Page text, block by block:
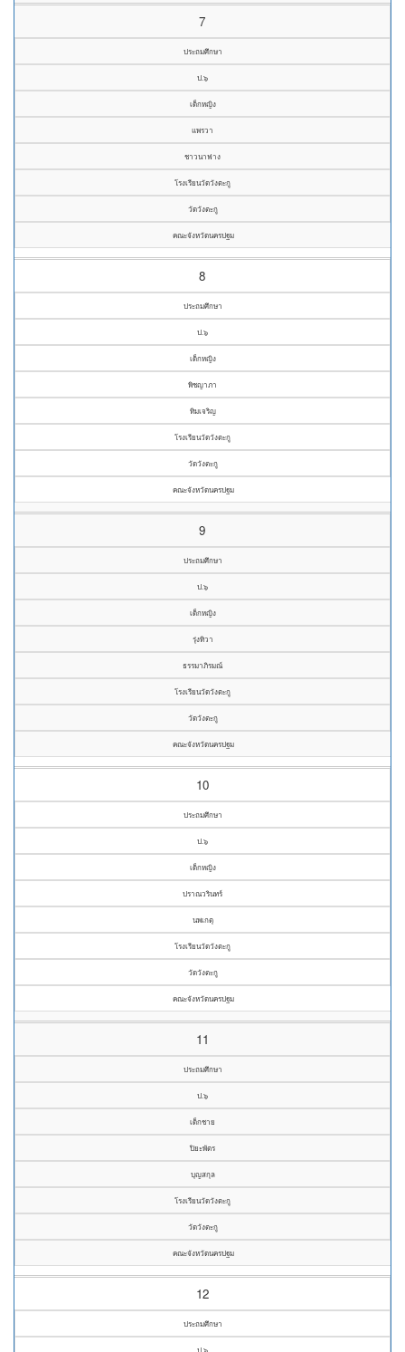
7
ประถมศึกษา
ป.๖
เด็กหญิง
แพรวา
ชาวนาฟาง
โรงเรียนวัดวังตะกู
วัดวังตะกู
คณะจังหวัดนครปฐม
8
ประถมศึกษา
ป.๖
เด็กหญิง
พิชญาภา
ทิมเจริญ
โรงเรียนวัดวังตะกู
วัดวังตะกู
คณะจังหวัดนครปฐม
9
ประถมศึกษา
ป.๖
เด็กหญิง
รุ่งทิวา
ธรรมาภิรมณ์
โรงเรียนวัดวังตะกู
วัดวังตะกู
คณะจังหวัดนครปฐม
10
ประถมศึกษา
ป.๖
เด็กหญิง
ปราณวรินทร์
นพเกตุ
โรงเรียนวัดวังตะกู
วัดวังตะกู
คณะจังหวัดนครปฐม
11
ประถมศึกษา
ป.๖
เด็กชาย
ปิยะพัตร
บุญสกุล
โรงเรียนวัดวังตะกู
วัดวังตะกู
คณะจังหวัดนครปฐม
12
ประถมศึกษา
ป.๖